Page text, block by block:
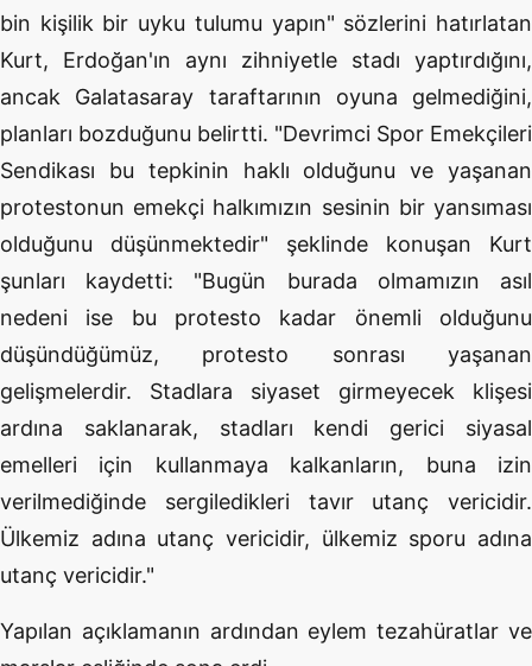
bin kişilik bir uyku tulumu yapın" sözlerini hatırlatan
Kurt, Erdoğan'ın aynı zihniyetle stadı yaptırdığını,
ancak Galatasaray taraftarının oyuna gelmediğini,
planları bozduğunu belirtti. "Devrimci Spor Emekçileri
Sendikası bu tepkinin haklı olduğunu ve yaşanan
protestonun emekçi halkımızın sesinin bir yansıması
olduğunu düşünmektedir" şeklinde konuşan Kurt
şunları kaydetti: "Bugün burada olmamızın asıl
nedeni ise bu protesto kadar önemli olduğunu
düşündüğümüz, protesto sonrası yaşanan
gelişmelerdir. Stadlara siyaset girmeyecek klişesi
ardına saklanarak, stadları kendi gerici siyasal
emelleri için kullanmaya kalkanların, buna izin
verilmediğinde sergiledikleri tavır utanç vericidir.
Ülkemiz adına utanç vericidir, ülkemiz sporu adına
utanç vericidir."
Yapılan açıklamanın ardından eylem tezahüratlar ve